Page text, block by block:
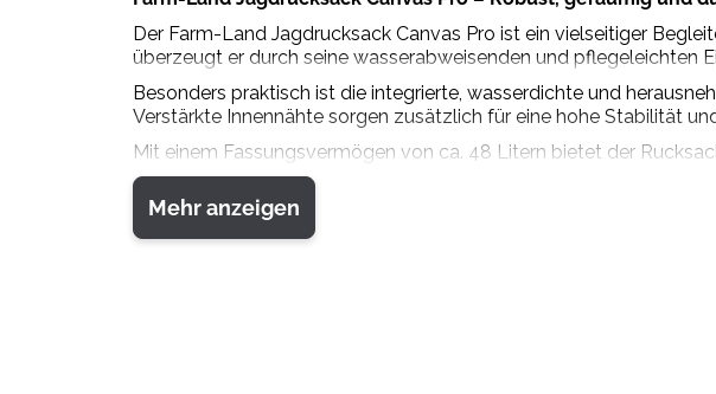
Der Farm-Land Jagdrucksack Canvas Pro ist ein vielseitiger
überzeugt er durch seine wasserabweisenden und pflegeleichten
Besonders praktisch ist die integrierte, wasserdichte und
Verstärkte Innennähte sorgen zusätzlich für eine hohe Stabilität
Mit einem Fassungsvermögen von ca. 48 Litern bietet der
zusätzlichen Stauraum und ermöglichen eine übersichtliche
dabei für einen hohen Tragekomfort, auch auf längeren Strecken.
Eigenschaften:
Mehr anzeigen